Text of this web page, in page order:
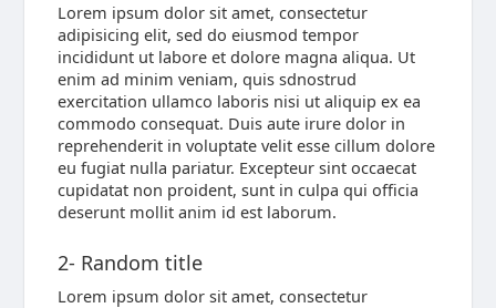
Lorem ipsum dolor sit amet, consectetur
adipisicing elit, sed do eiusmod tempor
incididunt ut labore et dolore magna aliqua. Ut
enim ad minim veniam, quis sdnostrud
exercitation ullamco laboris nisi ut aliquip ex ea
commodo consequat. Duis aute irure dolor in
reprehenderit in voluptate velit esse cillum dolore
eu fugiat nulla pariatur. Excepteur sint occaecat
cupidatat non proident, sunt in culpa qui officia
deserunt mollit anim id est laborum.
2- Random title
Lorem ipsum dolor sit amet, consectetur